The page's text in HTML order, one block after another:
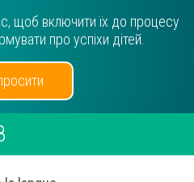
щоб включити їх до процесу
про успіхи дітей.